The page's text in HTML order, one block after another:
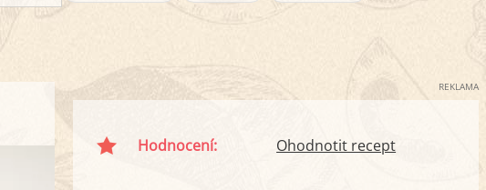
REKLAMA
Hodnocení: Ohodnotit recept